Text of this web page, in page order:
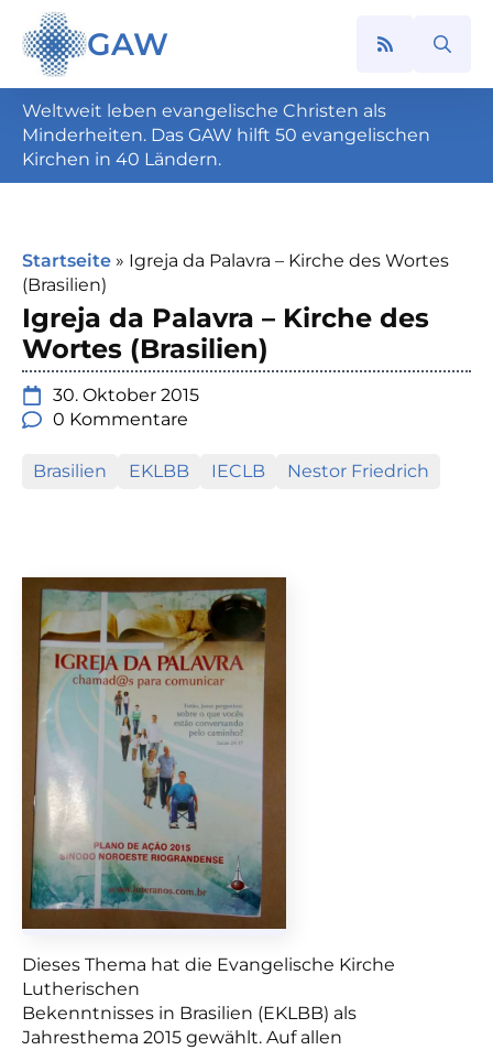
GAW
Search
Weltweit leben evangelische Christen als
Minderheiten. Das GAW hilft 50 evangelischen
Kirchen in 40 Ländern.
Startseite » Igreja da Palavra – Kirche des Wortes
(Brasilien)
Igreja da Palavra – Kirche des
Wortes (Brasilien)
30. Oktober 2015
0 Kommentare
Brasilien EKLBB IECLB Nestor Friedrich
Dieses Thema hat die Evangelische Kirche
Lutherischen
Bekenntnisses in Brasilien (EKLBB) als
Jahresthema 2015 gewählt. Auf allen